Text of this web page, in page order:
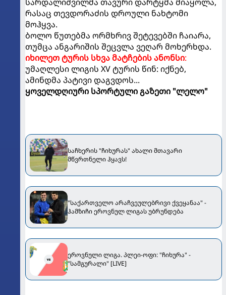
რასაც თევდორაძის დროული ნახტომი
მოჰყვა.
ბოლო წუთებმა ორმხრივ შეტევებში ჩაიარა,
თუმცა ანგარიშის შეცვლა ვეღარ მოხერხდა.
იხილეთ ტურის სხვა მატჩების ანონსი:
უმაღლესი ლიგის XV ტურის წინ: იქნებ,
ამინდმა პატივი დაგვდოს...
ყოველდღიური სპორტული გაზეთი "ლელო"
საჩხერის "ჩიხურას" ახალი მთავარი
მწვრთნელი ჰყავს!
"საქართველო არაჩვეულებრივი ქვეყანაა" -
ჰამზიჩი ეროვნულ ლიგას უბრუნდება
ეროვნული ლიგა. პლეი-ოფი: "ჩიხურა" -
"სამგურალი" [LIVE]